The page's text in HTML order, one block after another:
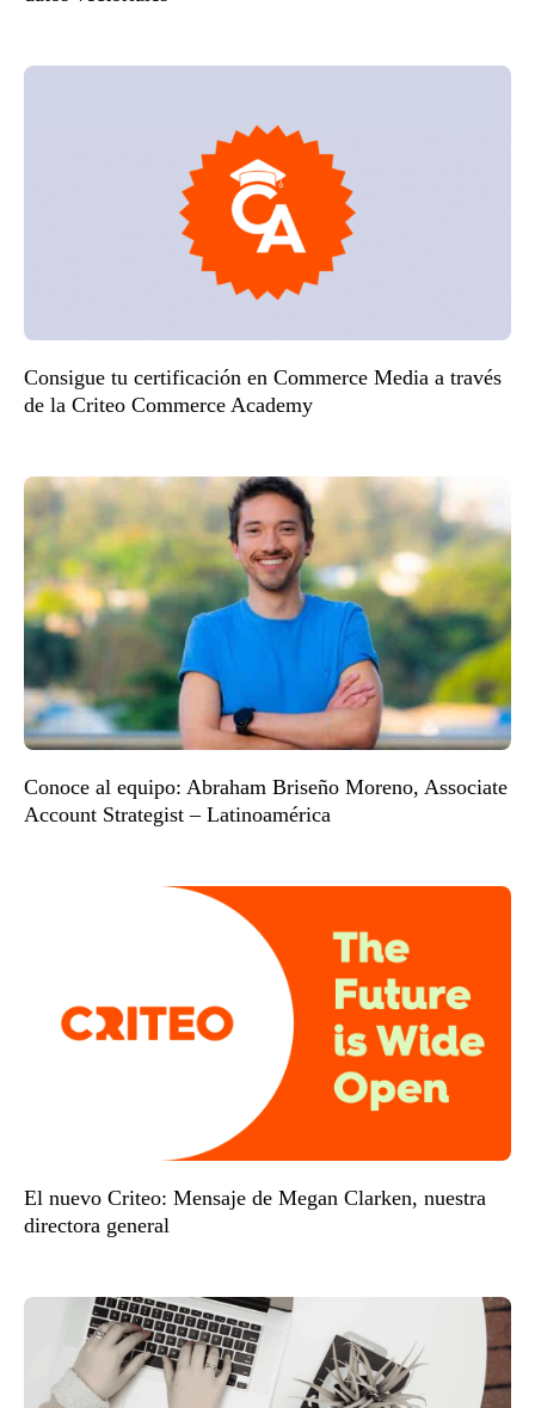
Consigue tu certificación en Commerce Media a través
de la Criteo Commerce Academy
Conoce al equipo: Abraham Briseño Moreno, Associate
Account Strategist – Latinoamérica
El nuevo Criteo: Mensaje de Megan Clarken, nuestra
directora general